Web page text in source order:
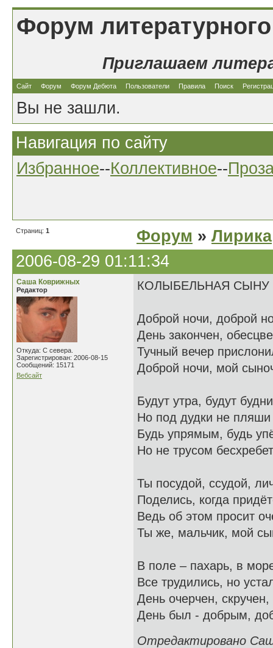
Форум
Приглашаем
Сайт Форум Форум Дебюта Пользователи Правила Поиск
Вы не зашли.
Навигация по сайту
Избранное--Коллективное--
Страниц: 1 Форум » Лирика
2006-08-29 01:11:34
Саша Коврижных
Редактор
Откуда: С севера.
Зарегистрирован: 2006-08-15
Сообщений: 15171
Вебсайт
КОЛЫБЕЛЬНАЯ СЫНУ
Доброй ночи, доброй
День закончен,
Тучный вечер
Доброй ночи, мой
Будут утра, будут
Но под дудки не
Будь упрямым, будь
Но не трусом
Ты посудой, ссудой,
Поделись, когда
Ведь об этом просит
Ты же, мальчик, мой
В поле – пахарь, в
Все трудились, но
День очерчен,
День был - добрым,
Отредактировано